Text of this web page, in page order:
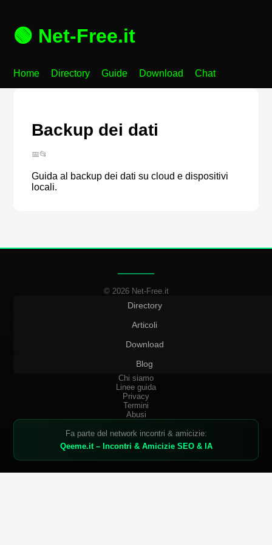
🟢 Net-Free.it
Home Directory Guide Download Chat
Backup dei dati
📅📂
Guida al backup dei dati su cloud e dispositivi
locali.
© 2026 Net-Free.it
Directory
Articoli
Download
Blog
Chi siamo
Linee guida
Privacy
Termini
Abusi
Fa parte del network incontri & amicizie:
Qeeme.it – Incontri & Amicizie SEO & IA